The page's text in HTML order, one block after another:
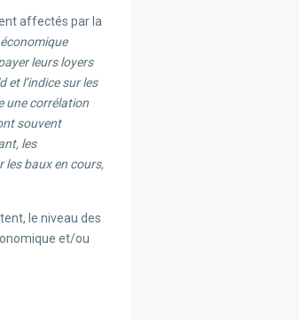
affectés par la
leurs loyers
et l’indice sur les
une corrélation
souvent
les
les baux en cours,
le niveau des
et/ou